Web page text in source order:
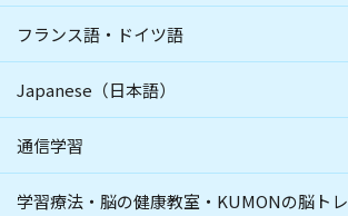
フランス語・ドイツ語
Japanese（日本語）
通信学習
学習療法・脳の健康教室・KUMONの脳トレ